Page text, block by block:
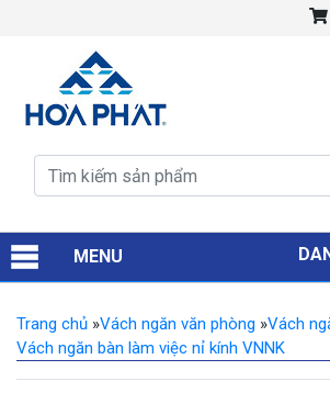
MENU
Trang chủ »Vách ngăn văn phòng »Vách
Vách ngăn bàn làm việc nỉ kính VNNK